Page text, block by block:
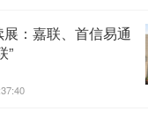
：嘉联、首信易通
”